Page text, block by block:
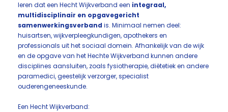
leren dat een Hecht Wijkverband een integraal,
multidisciplinair en opgavegericht
samenwerkingsverband is. Minimaal nemen deel:
huisartsen, wijkverpleegkundigen, apothekers en
professionals uit het sociaal domein. Afhankelijk van de wijk
en de opgave van het Hechte Wijkverband kunnen andere
disciplines aansluiten, zoals fysiotherapie, diëtetiek en andere
paramedici, geestelijk verzorger, specialist
ouderengeneeskunde.
Een Hecht Wijkverband: